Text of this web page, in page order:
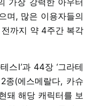
며, 많은 이용자들의
까지 약 4주간 복각
스Ⅰ’과 44장 ‘그라테
종(에스메랄다, 카슈
돼 해당 캐릭터를 보